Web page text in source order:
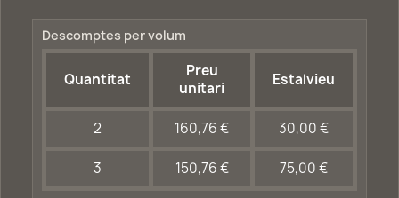
Descomptes per volum
Quantitat
Preu
unitari
Estalvieu
2 160,76 € 30,00 €
3 150,76 € 75,00 €